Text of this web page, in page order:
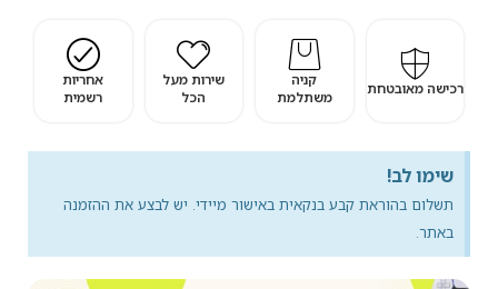
רכישה מאובטחת
קניה
משתלמת
שירות מעל
הכל
אחריות
רשמית
שימו לב!
תשלום בהוראת קבע בנקאית באישור מיידי. יש לבצע את ההזמנה
באתר.